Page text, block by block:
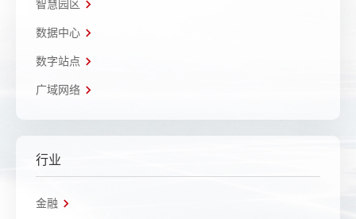
智慧园区
数据中心
数字站点
广域网络
行业
金融